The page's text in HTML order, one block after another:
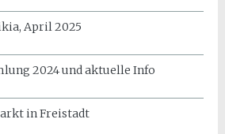
April 2025
2024 und aktuelle Info
in Freistadt